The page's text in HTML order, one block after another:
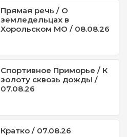
Прямая речь / О
земледельцах в
Хорольском МО / 08.08.26
Спортивное Приморье / К
золоту сквозь дождь! /
07.08.26
Кратко / 07.08.26